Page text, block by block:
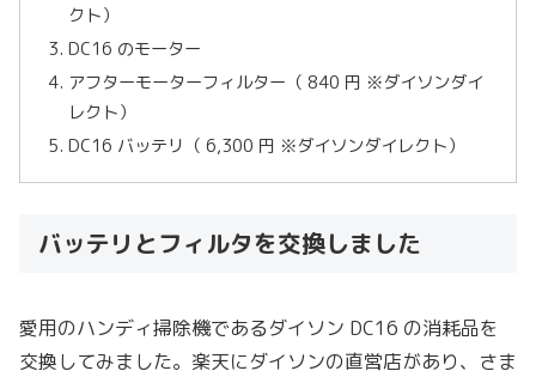
クト）
DC16 のモーター
アフターモーターフィルター（ 840 円 ※ダイソンダイ
レクト）
DC16 バッテリ（ 6,300 円 ※ダイソンダイレクト）
バッテリとフィルタを交換しました
愛用のハンディ掃除機であるダイソン DC16 の消耗品を
交換してみました。楽天にダイソンの直営店があり、さま